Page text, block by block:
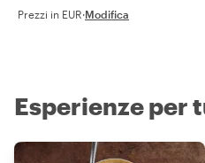
Prezzi in EUR·Modifica
Esperienze per